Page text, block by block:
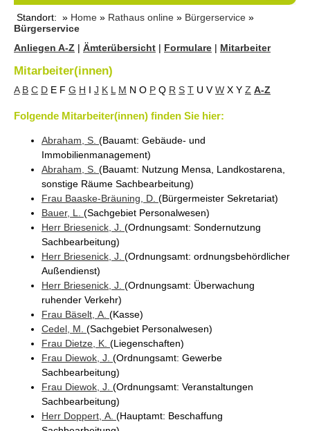
Standort: » Home » Rathaus online » Bürgerservice »
Bürgerservice
Anliegen A-Z | Ämterübersicht | Formulare | Mitarbeiter
Mitarbeiter(innen)
A B C D E F G H I J K L M N O P Q R S T U V W X Y Z A-Z
Folgende Mitarbeiter(innen) finden Sie hier:
Abraham , S. (Bauamt: Gebäude- und
Immobilienmanagement)
Abraham , S. (Bauamt: Nutzung Mensa, Landkostarena,
sonstige Räume Sachbearbeitung)
Frau Baaske-Bräuning , D. (Bürgermeister Sekretariat)
Bauer, L. (Sachgebiet Personalwesen)
Herr Briesenick , J. (Ordnungsamt: Sondernutzung
Sachbearbeitung)
Herr Briesenick , J. (Ordnungsamt: ordnungsbehördlicher
Außendienst)
Herr Briesenick , J. (Ordnungsamt: Überwachung
ruhender Verkehr)
Frau Bäselt , A. (Kasse)
Cedel , M. (Sachgebiet Personalwesen)
Frau Dietze , K. (Liegenschaften)
Frau Diewok , J. (Ordnungsamt: Gewerbe
Sachbearbeitung)
Frau Diewok , J. (Ordnungsamt: Veranstaltungen
Sachbearbeitung)
Herr Doppert , A. (Hauptamt: Beschaffung